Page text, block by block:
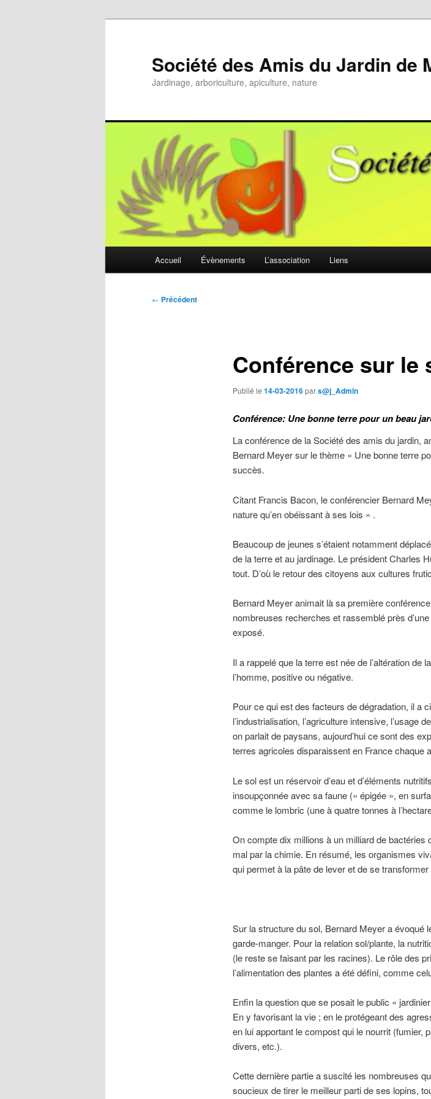
Société des Amis du Jardin de
Jardinage, arboriculture, apiculture, nature
Accueil Évènements L’association Liens
Navigation
← Précédent
Conférence sur le
Publié le 14-03-2016pars@j_Admin
Conférence: Une bonne terre pour un beau
La conférence de la Société des amis du jardin,
Bernard Meyer sur le thème « Une bonne terre
succès.
Citant Francis Bacon, le conférencier Bernard
nature qu’en obéissant à ses lois » .
Beaucoup de jeunes s’étaient notamment
de la terre et au jardinage. Le président Charles
tout. D’où le retour des citoyens aux cultures
Bernard Meyer animait là sa première
nombreuses recherches et rassemblé près
exposé.
Il a rappelé que la terre est née de l’altération de
l’homme, positive ou négative.
Pour ce qui est des facteurs de dégradation, il a
l’industrialisation, l’agriculture intensive, l’usage
on parlait de paysans, aujourd’hui ce sont des
terres agricoles disparaissent en France chaque
Le sol est un réservoir d’eau et d’éléments
insoupçonnée avec sa faune (« épigée », en
comme le lombric (une à quatre tonnes à
On compte dix millions à un milliard de
mal par la chimie. En résumé, les organismes
qui permet à la pâte de lever et de se transformer
Sur la structure du sol, Bernard Meyer a évoqué
garde-manger. Pour la relation sol/plante, la
(le reste se faisant par les racines). Le rôle des
l’alimentation des plantes a été défini, comme
Enfin la question que se posait le public «
En y favorisant la vie ; en le protégeant des
en lui apportant le compost qui le nourrit (fumier,
divers, etc.).
Cette dernière partie a suscité les nombreuses
soucieux de tirer le meilleur parti de ses lopins,